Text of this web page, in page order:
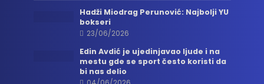
Hadži Miodrag Perunović: Najbolji YU
bokseri
23/06/2026
Edin Avdić je ujedinjavao ljude i na
mestu gde se sport često koristi da
bi nas delio